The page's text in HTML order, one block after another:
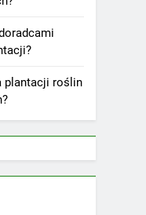
plantacji roślin